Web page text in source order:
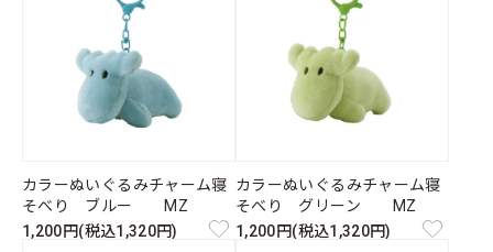
カラーぬいぐるみチャーム寝
そべり ブルー MZ
1,200円(税込1,320円)
カラーぬいぐるみチャーム寝
そべり グリーン MZ
1,200円(税込1,320円)